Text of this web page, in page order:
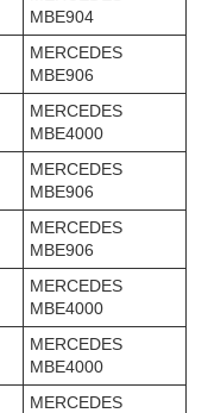
MBE904
MERCEDES
MBE906
MERCEDES
MBE4000
MERCEDES
MBE906
MERCEDES
MBE906
MERCEDES
MBE4000
MERCEDES
MBE4000
MERCEDES